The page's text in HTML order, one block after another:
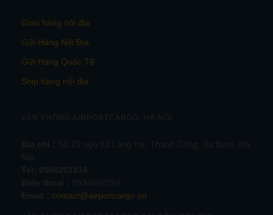
Giao hàng nội địa
Gửi Hàng Nội Địa
Gửi Hàng Quốc Tế
Ship hàng nội địa
VĂN PHÒNG AIRPORTCARGO HÀ NỘI
contact@airportcargo.vn